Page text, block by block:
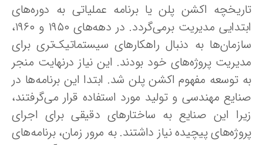
اکشن پلن یا برنامه عملیاتی به دوره‌های
ابتدایی مدیریت برمی‌گردد. در دهه‌های ۱۹۵۰ و ۱۹۶۰،
به دنبال راهکارهای سیستماتیک‌تری برای
پروژه‌های خود بودند. این نیاز درنهایت منجر
توسعه مفهوم اکشن پلن شد. ابتدا این برنامه‌ها در
مهندسی و تولید مورد استفاده قرار می‌گرفتند،
این صنایع به ساختارهای دقیقی برای اجرای
پیچیده نیاز داشتند. به مرور زمان، برنامه‌های